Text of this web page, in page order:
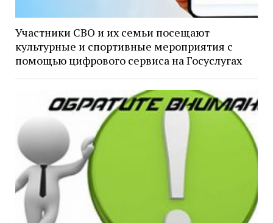
Участники СВО и их семьи посещают
культурные и спортивные мероприятия с
помощью цифрового сервиса на Госуслугах